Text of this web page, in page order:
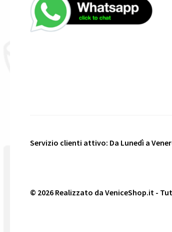
Servizio clienti attivo: Da Lunedì a
© 2026 Realizzato da VeniceShop.it -